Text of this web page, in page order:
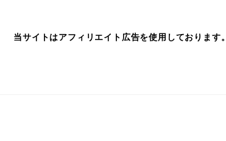
当サイトはアフィリエイト広告を使用しております。